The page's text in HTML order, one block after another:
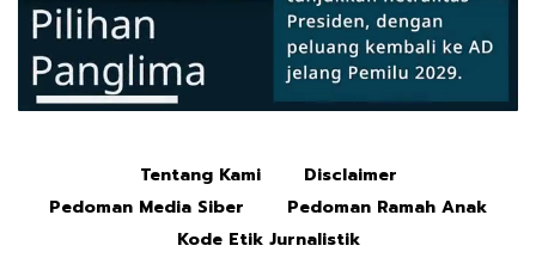
Tentang Kami
Disclaimer
Pedoman Media Siber
Pedoman Ramah Anak
Kode Etik Jurnalistik